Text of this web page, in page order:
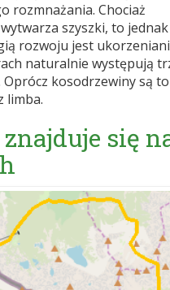
rozmnażania. Chociaż
szyszki, to
rozwoju jest
naturalnie występują
kosodrzewiny są
limba.
się